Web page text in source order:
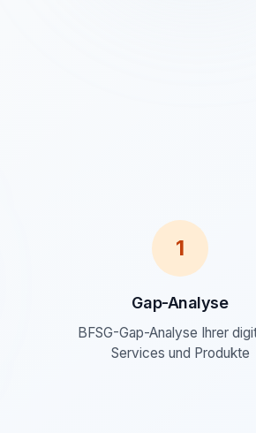
1
Gap-Analyse
BFSG-Gap-Analyse Ihrer
Services und Produkte